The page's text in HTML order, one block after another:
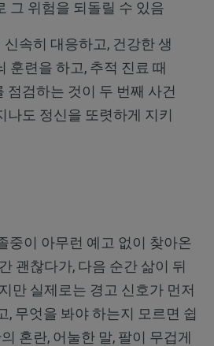
그 위험을 되돌릴 수 있음
속히 대응하고, 건강한 생
훈련을 하고, 추적 진료 때
점검하는 것이 두 번째 사건
나도 정신을 또렷하게 지키
중이 아무런 예고 없이 찾아온
괜찮다가, 다음 순간 삶이 뒤
만 실제로는 경고 신호가 먼저
, 무엇을 봐야 하는지 모르면 쉽
혼란, 어눌한 말, 팔이 무겁게